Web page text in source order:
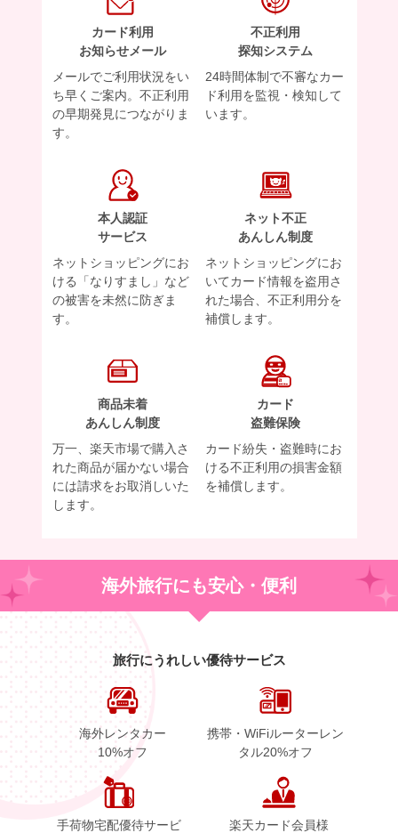
カード利用
お知らせメール
メールでご利用状況をい
ち早くご案内。不正利用
の早期発見につながりま
す。
不正利用
探知システム
24時間体制で不審なカー
ド利用を監視・検知して
います。
本人認証
サービス
ネットショッピングにお
ける「なりすまし」など
の被害を未然に防ぎま
す。
ネット不正
あんしん制度
ネットショッピングにお
いてカード情報を盗用さ
れた場合、不正利用分を
補償します。
商品未着
あんしん制度
万一、楽天市場で購入さ
れた商品が届かない場合
には請求をお取消しいた
します。
カード
盗難保険
カード紛失・盗難時にお
ける不正利用の損害金額
を補償します。
海外旅行にも安心・便利
旅行にうれしい優待サービス
海外レンタカー
10%オフ
携帯・WiFiルーターレン
タル20%オフ
手荷物宅配優待サービ
楽天カード会員様